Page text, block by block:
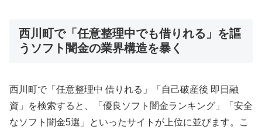
西川町で「任意整理中でも借りれる」を謳
うソフト闇金の業界構造を暴く
西川町で「任意整理中 借りれる」「自己破産後 即日融
資」を検索すると、「優良ソフト闇金ランキング」「安全
なソフト闇金5選」といったサイトが上位に並びます。こ